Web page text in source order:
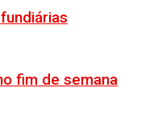
fim de semana